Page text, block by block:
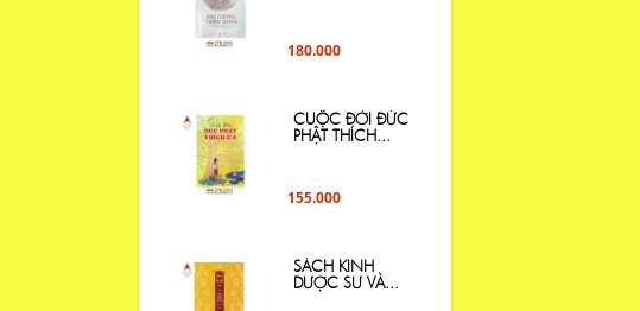
180.000
CUỘC ĐỜI ĐỨC
PHẬT THÍCH...
155.000
SÁCH KINH
DƯỢC SƯ VÀ...